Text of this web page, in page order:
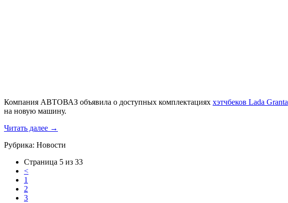
Компания АВТОВАЗ объявила о доступных комплектациях хэтчбеков Lada Granta
на новую машину.
Читать далее →
Рубрика: Новости
Страница 5 из 33
<
1
2
3